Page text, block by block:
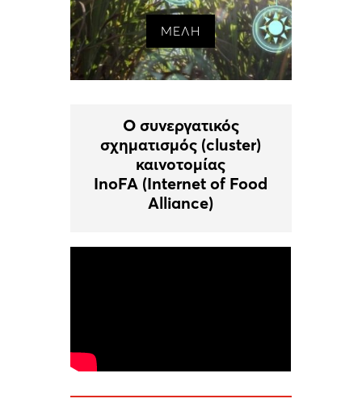
ΜΕΛΗ
Ο συνεργατικός
σχηματισμός (cluster)
καινοτομίας
InoFA (Internet of Food
Alliance)